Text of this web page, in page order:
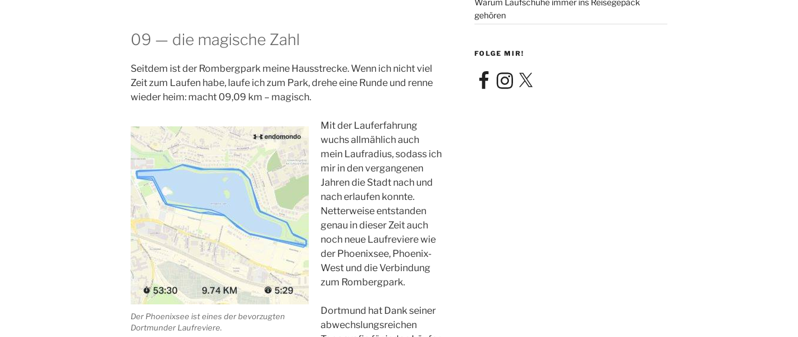
09 — die magische Zahl
Seitdem ist der Rombergpark meine Hausstrecke. Wenn ich nicht viel
Zeit zum Laufen habe, laufe ich zum Park, drehe eine Runde und renne
wieder heim: macht 09,09 km – magisch.
Der Phoenixsee ist eines der bevorzugten
Dortmunder Laufreviere.
Mit der Lauferfahrung
wuchs allmählich auch
mein Laufradius, sodass ich
mir in den vergangenen
Jahren die Stadt nach und
nach erlaufen konnte.
Netterweise entstanden
genau in dieser Zeit auch
noch neue Laufreviere wie
der Phoenixsee, Phoenix-
West und die Verbindung
zum Rombergpark.
Dortmund hat Dank seiner
abwechslungsreichen
gehören
FOLGE MIR!
FacebookInstagram
X